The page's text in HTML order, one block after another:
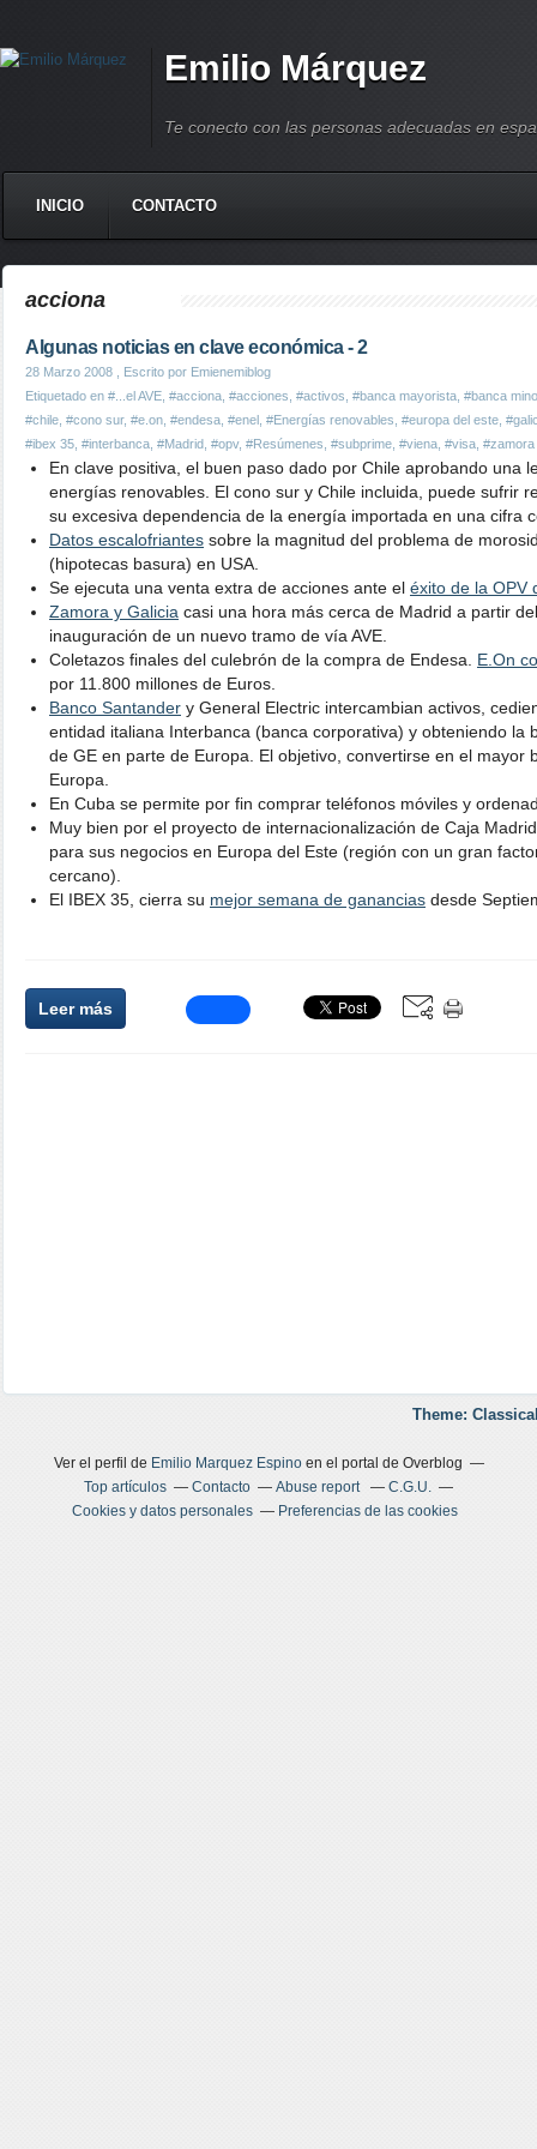
Emilio Márquez
Te conecto con las personas adecuadas en
INICIO CONTACTO
acciona
Algunas noticias en clave económica - 2
28 Marzo 2008 , Escrito por Emienemiblog
Etiquetado en #...el AVE #acciona #acciones #activos #banca mayorista #banca
#chile #cono sur, #e.on #endesa #enel #Energías renovables #europa del este
#ibex 35 #interbanca #Madrid #opv, #Resúmenes #subprime #viena #visa #zamora
En clave positiva, el buen paso dado por Chile aprobando una
energías renovables. El cono sur y Chile incluida, puede sufrir
su excesiva dependencia de la energía importada en una cifra
Datos escalofriantes sobre la magnitud del problema de
(hipotecas basura) en USA.
Se ejecuta una venta extra de acciones ante el éxito de la OPV
Zamora y Galicia casi una hora más cerca de Madrid a partir
inauguración de un nuevo tramo de vía AVE.
Coletazos finales del culebrón de la compra de Endesa. E.On
por 11.800 millones de Euros.
Banco Santander y General Electric intercambian activos,
entidad italiana Interbanca (banca corporativa) y obteniendo la
de GE en parte de Europa. El objetivo, convertirse en el mayor
Europa.
En Cuba se permite por fin comprar teléfonos móviles y
Muy bien por el proyecto de internacionalización de Caja
para sus negocios en Europa del Este (región con un gran
cercano).
El IBEX 35, cierra su mejor semana de ganancias desde
Leer más
Theme:
Ver el perfil de Emilio Marquez Espinoen el portal de Overblog
Top artículos
Contacto Abuse report
C.G.U.
Cookies y datos personales
Preferencias de las cookies